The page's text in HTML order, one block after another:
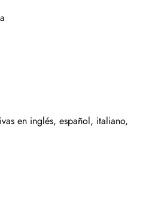
en inglés, español, italiano,